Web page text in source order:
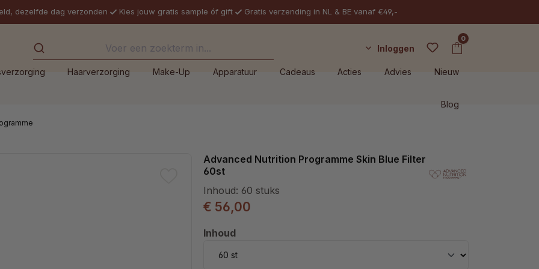
dezelfde dag verzonden Kies jouw gratis sample óf gift Gratis verzending in NL & BE vanaf €49,-
Inloggen
0
Haarverzorging Make-Up Apparatuur Cadeaus Acties Advies Nieuw
Blog
Advanced Nutrition Programme Skin Blue Filter
60st
Inhoud: 60 stuks
€ 56,00
Selecteer
Inhoud